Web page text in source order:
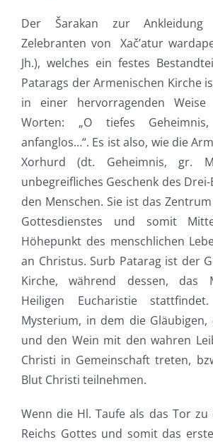
Der Šarakan zur Ankleidung
Zelebranten von Xač’atur
Jh.), welches ein festes
Patarags der Armenischen Kirche
in einer hervorragenden
Worten: „O tiefes Geheimnis,
anfanglos…“. Es ist also, wie die
Xorhurd (dt. Geheimnis, gr.
unbegreifliches Geschenk des
den Menschen. Sie ist das
Gottesdienstes und somit
Höhepunkt des menschlichen
an Christus. Surb Patarag ist der
Kirche, während dessen, das
Heiligen Eucharistie
Mysterium, in dem die
und den Wein mit den wahren
Christi in Gemeinschaft treten,
Blut Christi teilnehmen.
Wenn die Hl. Taufe als das Tor zu
Reichs Gottes und somit das